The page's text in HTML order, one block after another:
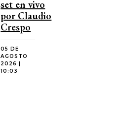
set en vivo
por Claudio
Crespo
05 DE
AGOSTO
2026 |
10:03